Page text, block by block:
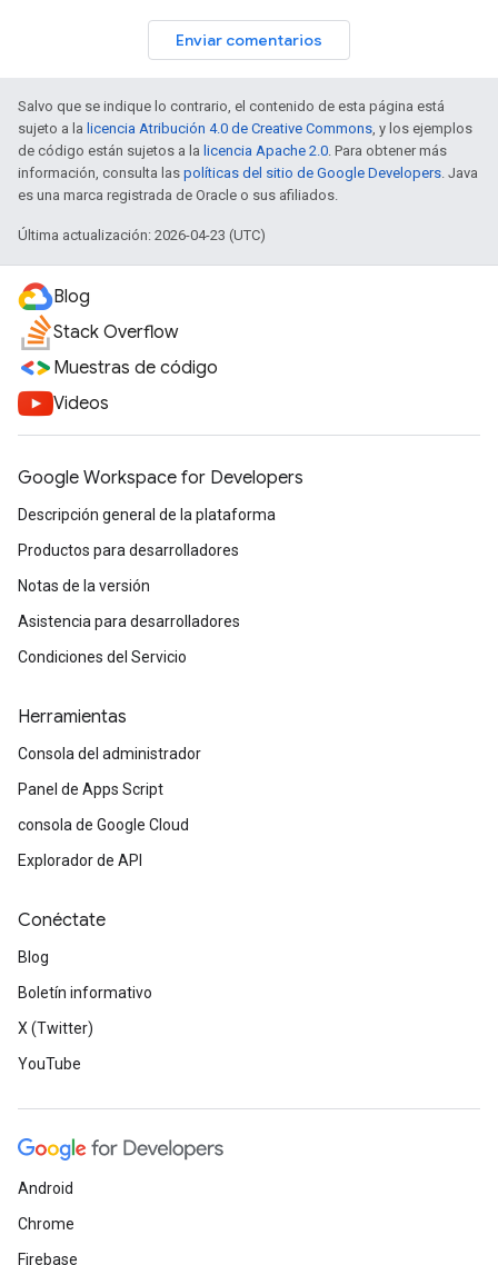
Enviar comentarios
Salvo que se indique lo contrario, el contenido de esta página está
sujeto a la licencia Atribución 4.0 de Creative Commons, y los ejemplos
de código están sujetos a la licencia Apache 2.0. Para obtener más
información, consulta las políticas del sitio de Google Developers. Java
es una marca registrada de Oracle o sus afiliados.
Última actualización: 2026-04-23 (UTC)
Blog
Stack Overflow
Muestras de código
Videos
Google Workspace for Developers
Descripción general de la plataforma
Productos para desarrolladores
Notas de la versión
Asistencia para desarrolladores
Condiciones del Servicio
Herramientas
Consola del administrador
Panel de Apps Script
consola de Google Cloud
Explorador de API
Conéctate
Blog
Boletín informativo
X (Twitter)
YouTube
Android
Chrome
Firebase